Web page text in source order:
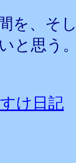
を、そ
と思う
け日記